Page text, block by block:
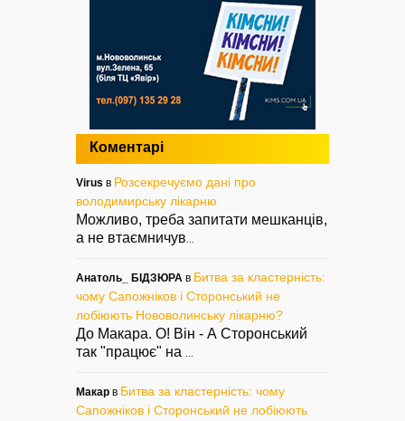
Коментарі
Virus в Розсекречуємо дані про
володимирську лікарню
Можливо, треба запитати мешканців,
а не втаємничув...
Анатоль_ БІДЗЮРА в Битва за кластерність:
чому Сапожніков і Сторонський не
лобіюють Нововолинську лікарню?
До Макара. О! Він - А Сторонський
так "працює" на ...
Макар в Битва за кластерність: чому
Сапожніков і Сторонський не лобіюють